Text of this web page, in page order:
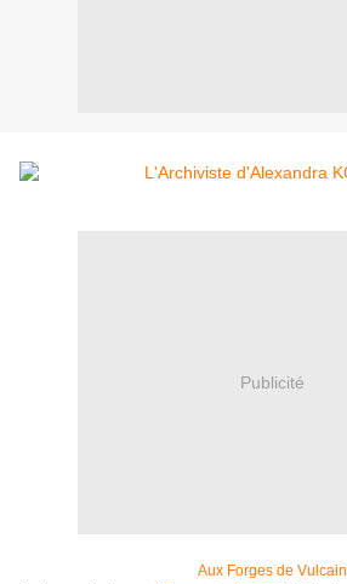
Publicité
Aux Forges de Vulcain